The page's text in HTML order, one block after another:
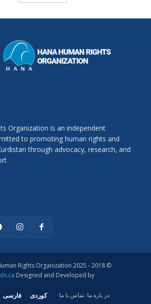
Organization is an independent
to promoting human rights and
through advocacy, research, and
© 2018 - 2025 Hana Human Rights Organization |
Designed and Developed by
در بارە ماتماس با ما فارسی کوردی